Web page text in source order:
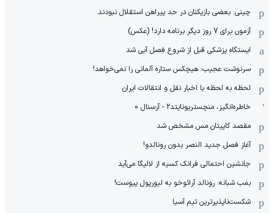
چینی: بعضی بازیکنان در حد پیراهن استقلال نبودند
آزمون برای 7 روز دیگر برنامه دارد! (عکس)
ایستگاه پزشکی قبل از شروع فصل آبی شد
سرنوشت عجیب: هیچکس ستاره آلمانی را نمی‌خواهد!
لحظه به لحظه با اخبار نقل و انتقالات ایران
خاطره‌انگیز، منچستریونایتد2 - آرسنال 0
مقصد کاپیتان مس مشخص شد
آغاز فصل جدید النصر بدون رونالدو!
جانشین احتمالی فرانک کسیه از لالیگا می‌آید
بمب شبانه: رونالد آرائوخو به لیورپول پیوست!
شکست‌ناپذیرترین تیم آسیا